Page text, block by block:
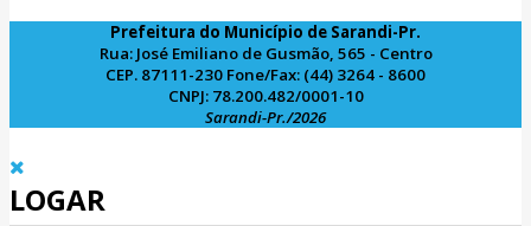
Prefeitura do Município de Sarandi-Pr.
Rua: José Emiliano de Gusmão, 565 - Centro
CEP. 87111-230 Fone/Fax: (44) 3264 - 8600
CNPJ: 78.200.482/0001-10
Sarandi-Pr./2026
LOGAR